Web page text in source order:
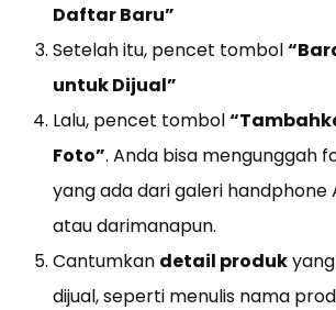
Daftar Baru”
Setelah itu, pencet tombol
untuk Dijual”
Lalu, pencet tombol
Foto”. Anda bisa mengunggah
yang ada dari galeri handphone
atau darimanapun.
Cantumkan detail produk
dijual, seperti menulis nama